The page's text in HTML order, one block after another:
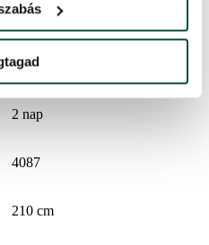
213,000
2 nap
4087
210 cm